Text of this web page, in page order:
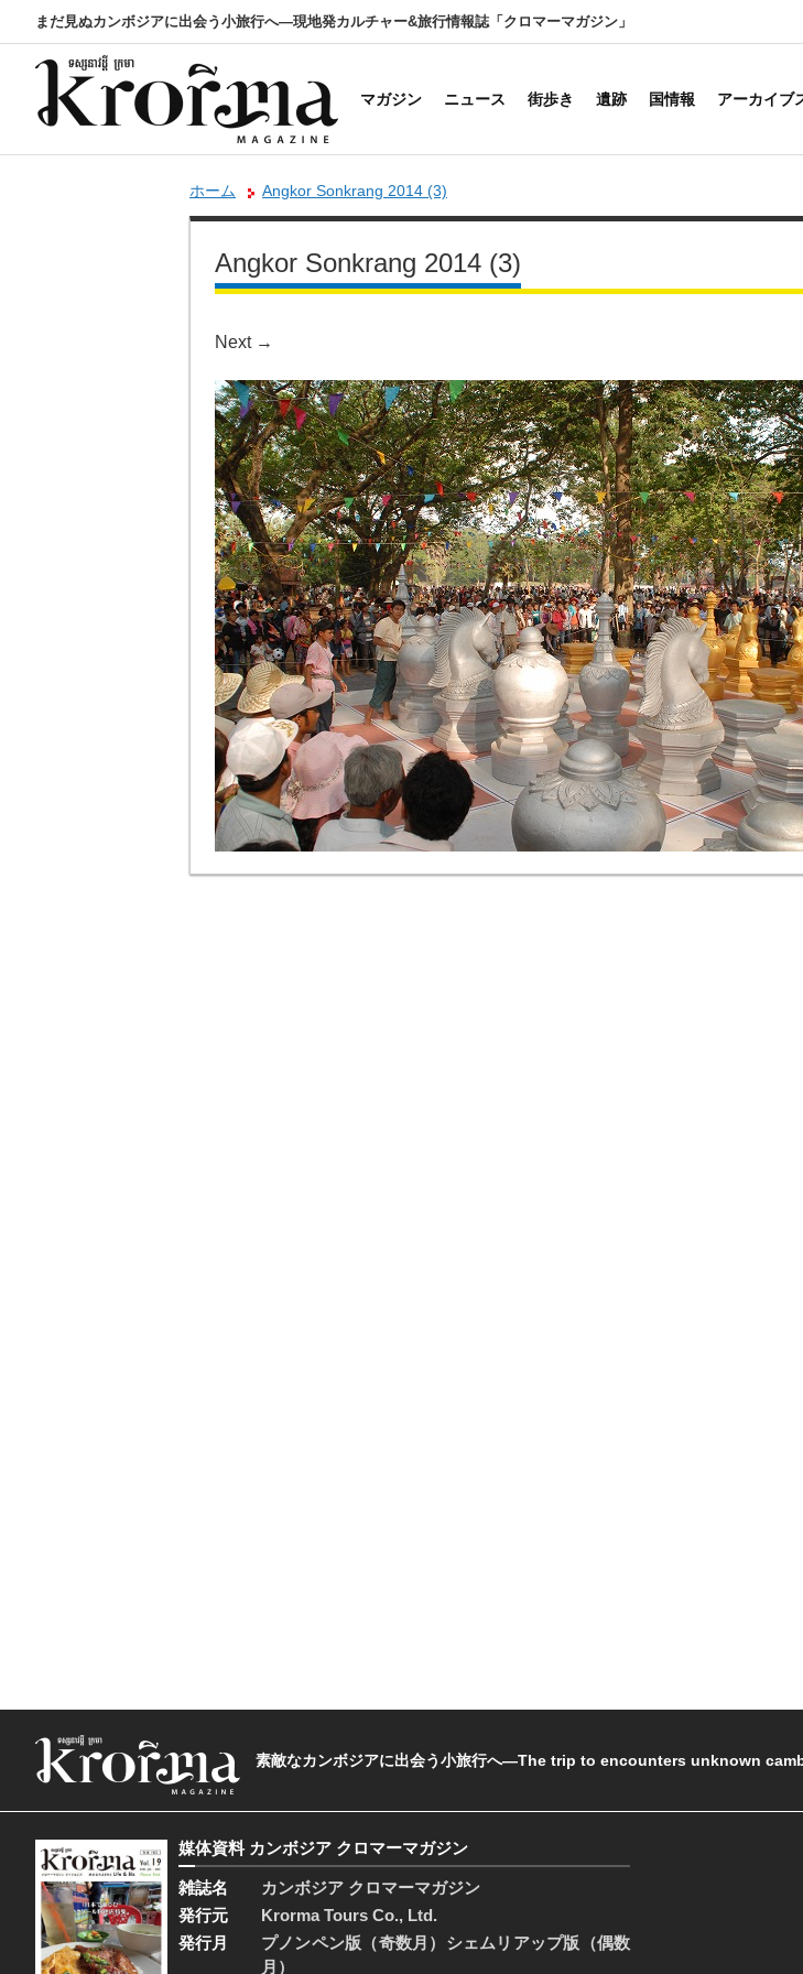
まだ見ぬカンボジアに出会う小旅行へ―現地発カルチャー&旅行情報誌「クロマーマガジン」
マガジン ニュース 街歩き 遺跡 国情報 アーカイブ
ホーム Angkor Sonkrang 2014 (3)
Angkor Sonkrang 2014 (3)
Next →
素敵なカンボジアに出会う小旅行へ―The trip to encounters unknown
媒体資料 カンボジア クロマーマガジン
雑誌名
カンボジア クロマーマガジン
発行元
Krorma Tours Co., Ltd.
発行月
プノンペン版（奇数月）シェムリアップ版（偶数
月）